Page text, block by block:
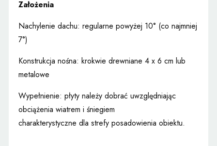
Założenia
Nachylenie dachu: regularne powyżej 10° (co najmniej
7°)
Konstrukcja nośna: krokwie drewniane 4 x 6 cm lub
metalowe
Wypełnienie: płyty należy dobrać uwzględniając
obciążenia wiatrem i śniegiem
charakterystyczne dla strefy posadowienia obiektu.